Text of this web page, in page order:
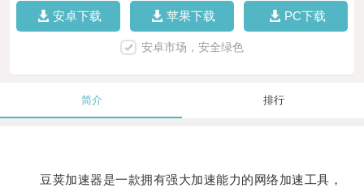
安卓下载 苹果下载 PC下载
安卓市场，安全绿色
简介 排行
豆荚加速器是一款拥有强大加速能力的网络加速工具，